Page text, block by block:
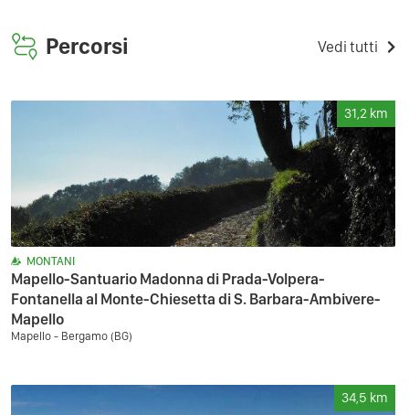
Percorsi Vedi tutti
31,2 km
MONTANI
Mapello-Santuario Madonna di Prada-Volpera-
Fontanella al Monte-Chiesetta di S. Barbara-Ambivere-
Mapello
Mapello - Bergamo (BG)
34,5 km